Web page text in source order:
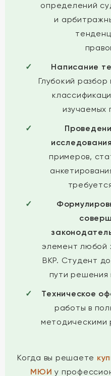
определений
и
Написание
Глубокий
изучаемых
примеров,
элемент любой
ВКР. Студент
пути решения
Техническое
работы в
методическими
Когда вы решаете
МЮИ у